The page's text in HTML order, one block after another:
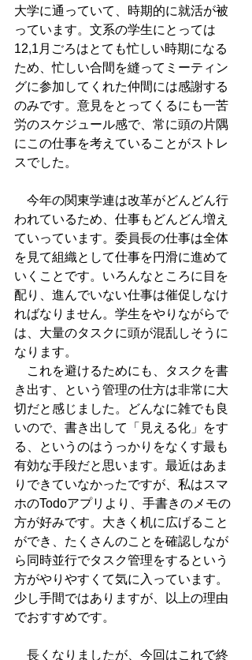
大学に通っていて、時期的に就活が被
っています。文系の学生にとっては
12,1月ごろはとても忙しい時期になる
ため、忙しい合間を縫ってミーティン
グに参加してくれた仲間には感謝する
のみです。意見をとってくるにも一苦
労のスケジュール感で、常に頭の片隅
にこの仕事を考えていることがストレ
スでした。
今年の関東学連は改革がどんどん行
われているため、仕事もどんどん増え
ていっています。委員長の仕事は全体
を見て組織として仕事を円滑に進めて
いくことです。いろんなところに目を
配り、進んでいない仕事は催促しなけ
ればなりません。学生をやりながらで
は、大量のタスクに頭が混乱しそうに
なります。
これを避けるためにも、タスクを書
き出す、という管理の仕方は非常に大
切だと感じました。どんなに雑でも良
いので、書き出して「見える化」をす
る、というのはうっかりをなくす最も
有効な手段だと思います。最近はあま
りできていなかったですが、私はスマ
ホのTodoアプリより、手書きのメモの
方が好みです。大きく机に広げること
ができ、たくさんのことを確認しなが
ら同時並行でタスク管理をするという
方がやりやすくて気に入っています。
少し手間ではありますが、以上の理由
でおすすめです。
長くなりましたが、今回はこれで終